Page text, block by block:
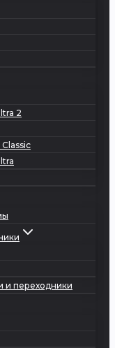
2
и переходники